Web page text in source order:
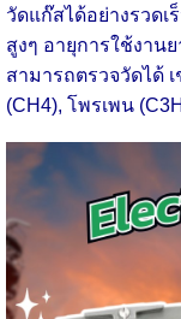
วัดแก๊สได้อย่างรวด
สูงๆ อายุการใช้งาน
สามารถตรวจวัดได้
(CH4), โพรเพน